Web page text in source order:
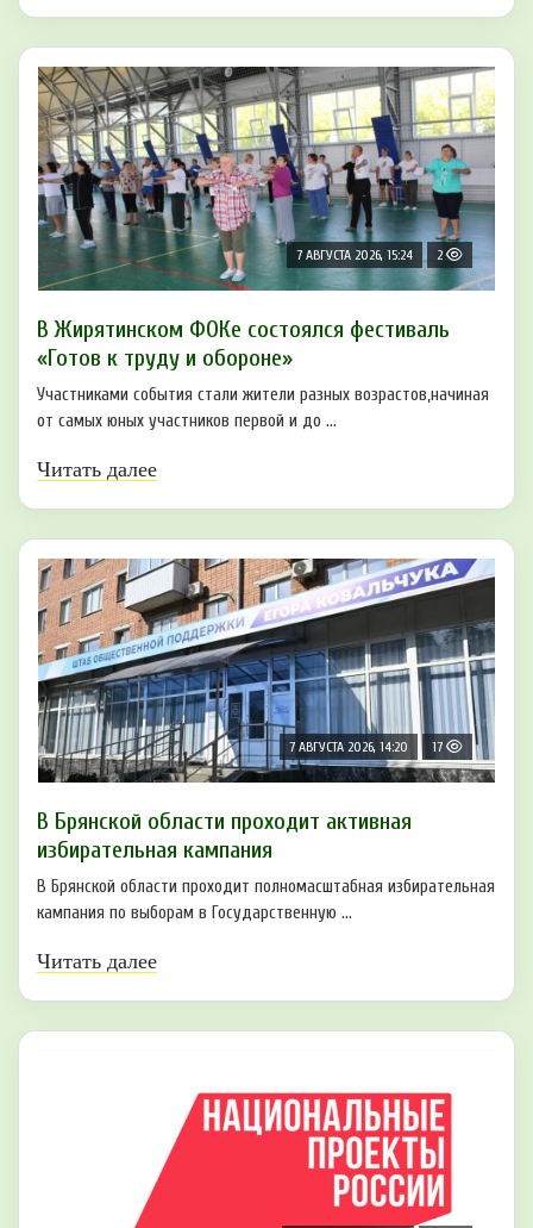
7 АВГУСТА 2026, 15:24 2
В Жирятинском ФОКе состоялся фестиваль
«Готов к труду и обороне»
Участниками события стали жители разных возрастов,начиная
от самых юных участников первой и до ...
Читать далее
7 АВГУСТА 2026, 14:20 17
В Брянской области проходит активная
избирательная кампания
В Брянской области проходит полномасштабная избирательная
кампания по выборам в Государственную ...
Читать далее